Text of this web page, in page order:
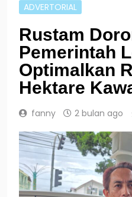
ADVERTORIAL
Rustam
Pemerintah
Optimalkan
Hektare
fanny 2 bulan ago